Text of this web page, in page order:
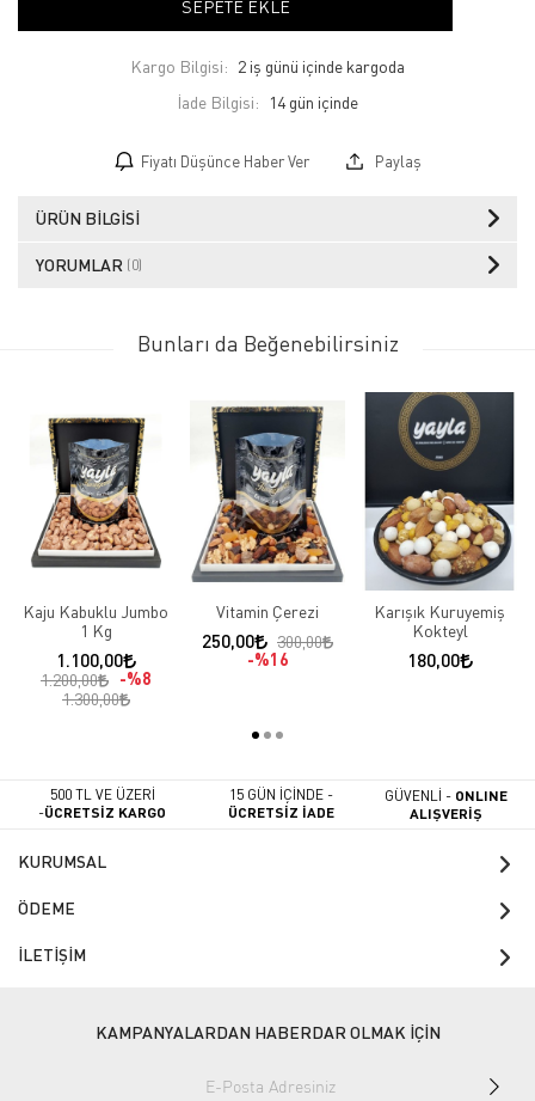
SEPETE EKLE
Kargo Bilgisi: 2 iş günü içinde kargoda
İade Bilgisi:
Fiyatı Düşünce Haber Ver Paylaş
ÜRÜN BILGISI
YORUMLAR (0)
Bunları da Beğenebilirsiniz
Kaju Kabuklu Jumbo
1 Kg
1.100,00
1.200,00
%8
1.300,00
Vitamin Çerezi
250,00
300,00
%16
Karışık Kuruyemiş
Kokteyl
180,00
500 TL VE ÜZERİ
-ÜCRETSİZ KARGO
15 GÜN İÇİNDE -
ÜCRETSİZ İADE
GÜVENLİ - ONLINE
ALIŞVERİŞ
KURUMSAL
ÖDEME
İLETİŞİM
KAMPANYALARDAN HABERDAR OLMAK İÇİN